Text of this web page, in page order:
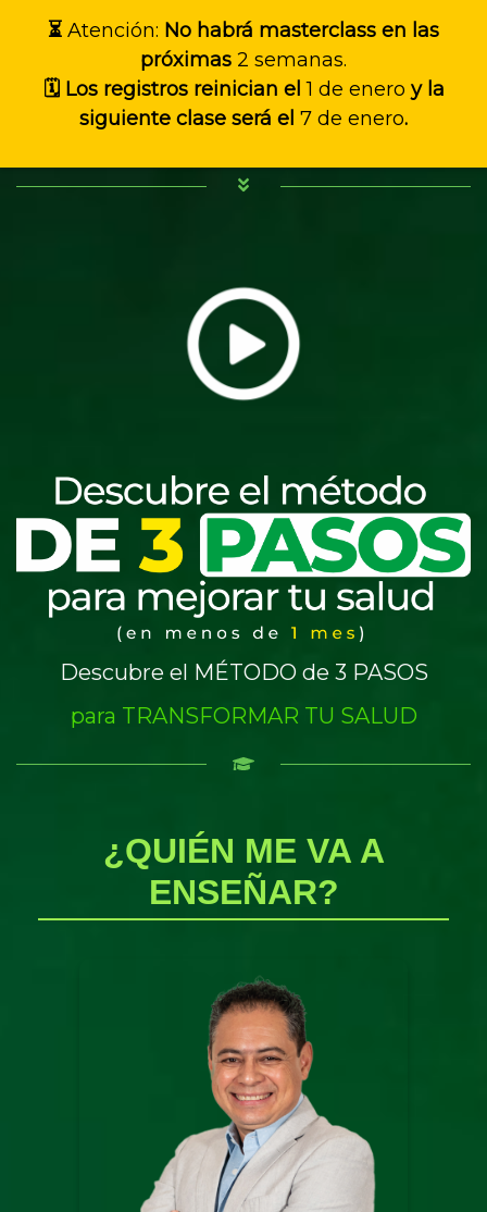
Descubre el MÉTODO de 3 PASOS
para TRANSFORMAR TU SALUD
¿QUIÉN ME VA A
ENSEÑAR?
⏳ Atención: No habrá masterclass en las
próximas 2 semanas.
🗓️ Los registros reinician el1 de enero y la
siguiente clase será el 7 de enero.